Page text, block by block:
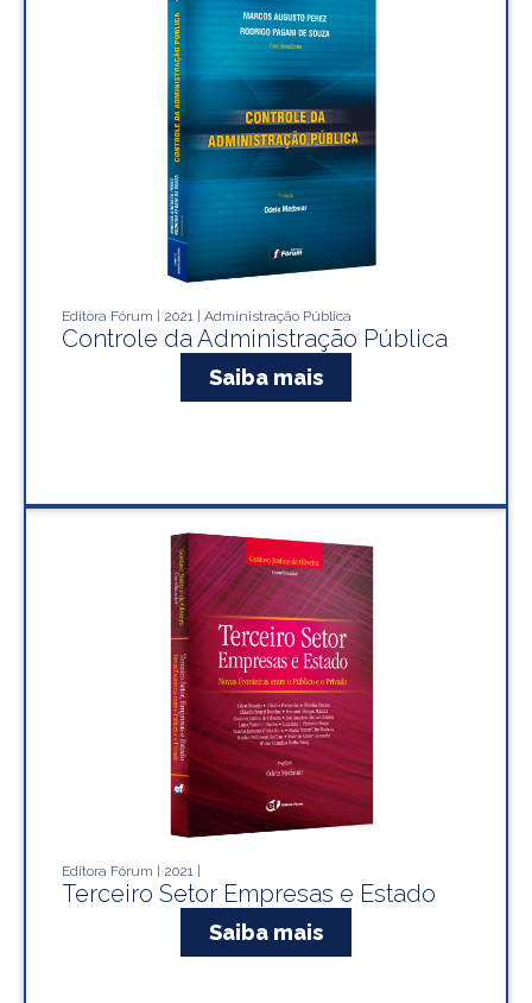
Editora Fórum | 2021 | Administração Pública
Controle da Administração Pública
Saiba mais
Editora Fórum | 2021 |
Terceiro Setor Empresas e Estado
Saiba mais